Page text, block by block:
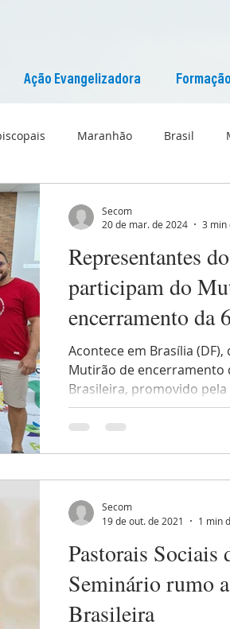
Ação Evangelizadora Formação
Maranhão Brasil
Maranhão
Representantes
participam do
encerramento da
Brasileira, em
Acontece em Brasília
Mutirão de encerramento
Brasileira, promovido pela
Secom
20 de mar. de 2024
3 min
Pastorais
Seminário rumo
Brasileira
Secom
19 de out. de 2021
1 min